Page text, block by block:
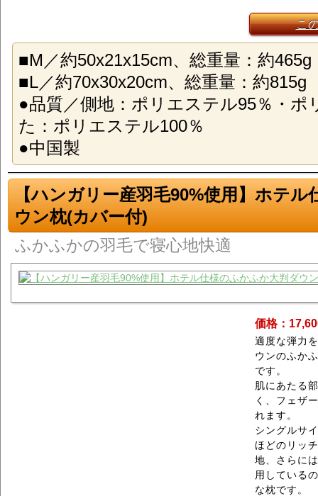
こ
■M／約50x21x15cm、総重量：約465g
■L／約70x30x20cm、総重量：約815g
●品質／側地：ポリエステル95％・ポ
た：ポリエステル100％
●中国製
【ハンガリー産羽毛90%使用】ホテル
ウン枕(カバー付)
ふかふかの羽毛で寝心地快適
価格：
適度な弾力
ウンのふか
です。
肌にあたる
く、フェザ
れます。
シングルサ
ほどのリッ
地、さらに
用している
な枕です。